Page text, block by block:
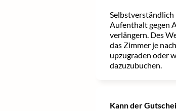
Selbstverständlich
Aufenthalt gegen
verlängern. Des
das Zimmer je
upzugraden oder
dazuzubuchen.
Kann der